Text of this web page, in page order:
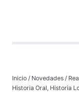
Inicio/ Novedades/
Historia Oral, Historia